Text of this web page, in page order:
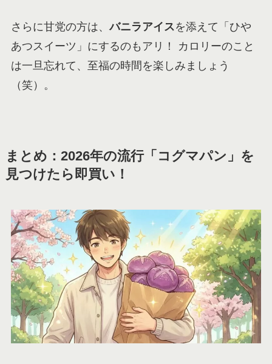
さらに甘党の方は、バニラアイス を添えて「ひや
あつスイーツ」にするのもアリ！ カロリーのこと
は一旦忘れて、至福の時間を楽しみましょう
（笑）。
まとめ：2026年の流行「コグマパン」を
見つけたら即買い！